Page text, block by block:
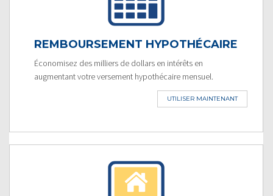
REMBOURSEMENT HYPOTHÉCAIRE
Économisez des milliers de dollars en intérêts en
augmentant votre versement hypothécaire mensuel.
UTILISER MAINTENANT